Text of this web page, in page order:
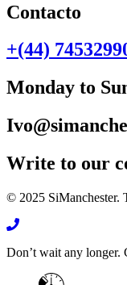
Contacto
+(44)
Monday to
Write to our
© 2025 SiManchester.
Don’t wait any longer.